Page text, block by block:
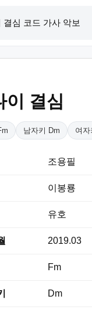
이 결심
남자키 Dm 여
조용필
이봉룡
유호
2019.03
Fm
Dm